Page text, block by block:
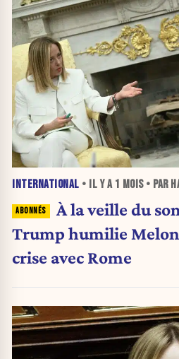
INTERNATIONAL • IL Y A 1 MOIS• PAR
À la veille du
Trump humilie
crise avec Rome